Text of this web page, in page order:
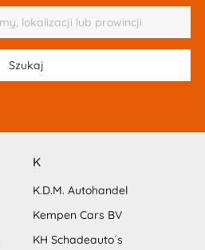
K
K.D.M. Autohandel
Kempen Cars BV
KH Schadeauto´s